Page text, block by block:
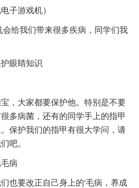
游戏机）
给我们带来很多疾病，同学们我
眼睛知识
大家都要保护他。特别是不要
多病菌，还有的同学手上的指甲
保护我们的指甲有很大学问，请
吧。
病
要改正自己身上的'毛病，养成